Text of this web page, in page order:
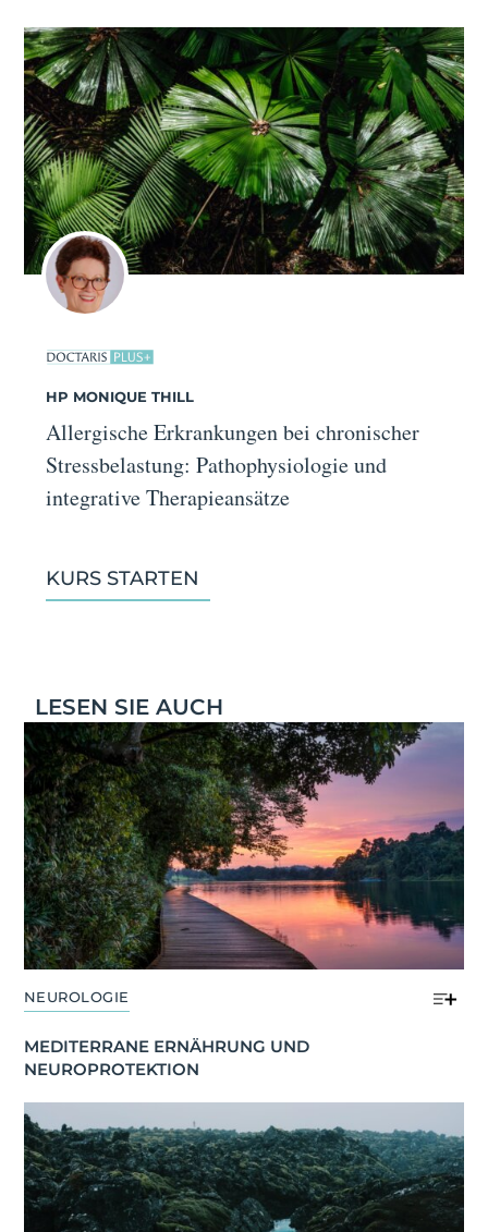
HP MONIQUE THILL
Allergische Erkrankungen bei chronischer
Stressbelastung: Pathophysiologie und
integrative Therapieansätze
KURS STARTEN
LESEN SIE AUCH
NEUROLOGIE
MEDITERRANE ERNÄHRUNG UND
NEUROPROTEKTION